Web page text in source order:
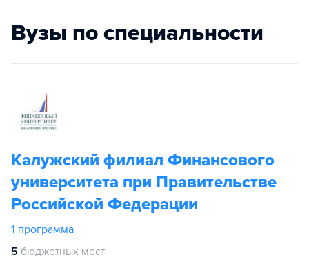
Вузы по специальности
Калужский филиал Финансового
университета при Правительстве
Российской Федерации
1 программа
5 бюджетных мест